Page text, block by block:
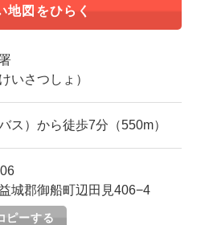
地図をひらく
いさつしょ）
ス）から徒歩7分（550m）
城郡御船町辺田見406−4
ピーする